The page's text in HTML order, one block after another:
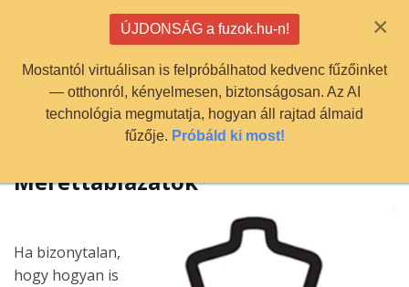
info@fuzok.hu
Mérettáblázatok
Ha bizonytalan,
hogy hogyan is
×
ÚJDONSÁG a fuzok.hu-n!
Mostantól virtuálisan is felpróbálhatod kedvenc fűzőinket
— otthonról, kényelmesen, biztonságosan. Az AI
technológia megmutatja, hogyan áll rajtad álmaid
fűzője. Próbáld ki most!